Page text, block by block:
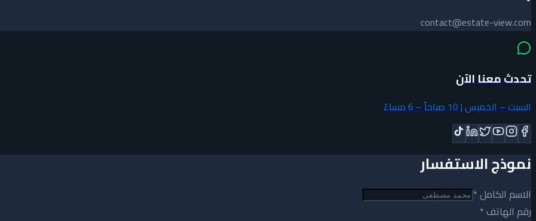
contact@estate-view.com
تحدث معنا الآن
السبت – الخميس | 10 صباحاً – 6 مساءً
نموذج الاستفسار
الاسم الكامل *
رقم الهاتف*